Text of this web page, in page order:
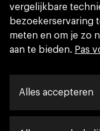
We are part of
helping leaders
vergelijkbare
bezoekerservaring
meten en om je zo
aan te bieden. Pas
Alles accepteren